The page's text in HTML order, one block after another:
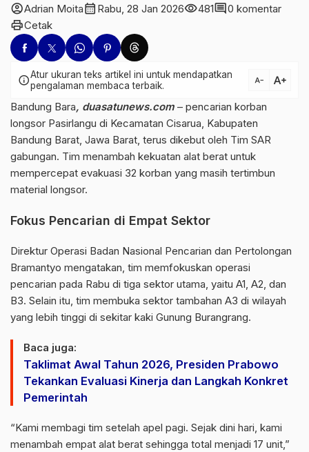
account_circleAdrian Moitacalendar_month Rabu, 28 Jan 2026visibility481comment0 komentar
printCetak
infoAtur ukuran teks artikel ini untuk mendapatkan
pengalaman membaca terbaik.
text_decrease text_increase
Bandung Bara, duasatunews.com – pencarian korban
longsor Pasirlangu di Kecamatan Cisarua, Kabupaten
Bandung Barat, Jawa Barat, terus dikebut oleh Tim SAR
gabungan. Tim menambah kekuatan alat berat untuk
mempercepat evakuasi 32 korban yang masih tertimbun
material longsor.
Fokus Pencarian di Empat Sektor
Direktur Operasi Badan Nasional Pencarian dan Pertolongan
Bramantyo mengatakan, tim memfokuskan operasi
pencarian pada Rabu di tiga sektor utama, yaitu A1, A2, dan
B3. Selain itu, tim membuka sektor tambahan A3 di wilayah
yang lebih tinggi di sekitar kaki Gunung Burangrang.
Baca juga:
Taklimat Awal Tahun 2026, Presiden Prabowo
Tekankan Evaluasi Kinerja dan Langkah Konkret
Pemerintah
“Kami membagi tim setelah apel pagi. Sejak dini hari, kami
menambah empat alat berat sehingga total menjadi 17 unit,”